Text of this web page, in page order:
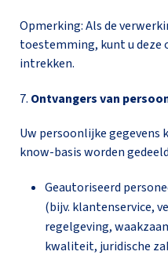
Opmerking: Als de
toestemming, kunt u
intrekken.
7. Ontvangers van
Uw persoonlijke gegevens
know-basis worden
Geautoriseerd
(bijv. klantenservice,
regelgeving,
kwaliteit, juridische